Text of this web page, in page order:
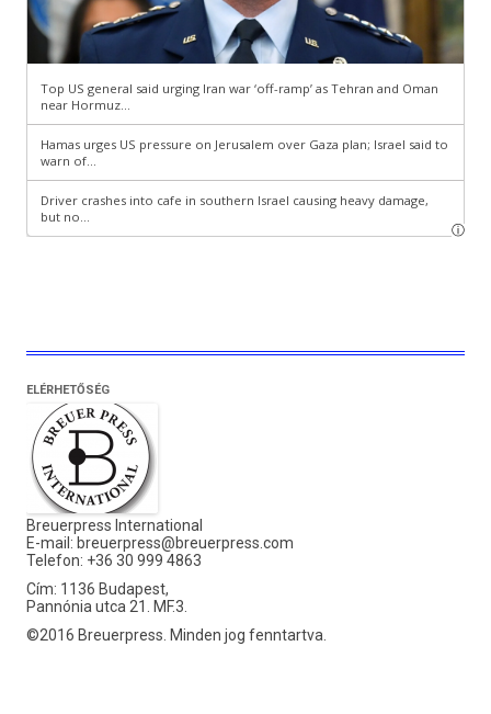
ELÉRHETŐSÉG
Breuerpress International
E-mail: breuerpress@breuerpress.com
Telefon: +36 30 999 4863
Cím: 1136 Budapest,
Pannónia utca 21. MF.3.
©2016 Breuerpress. Minden jog fenntartva.